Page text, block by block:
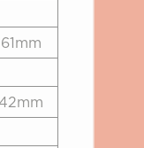
61mm
42mm